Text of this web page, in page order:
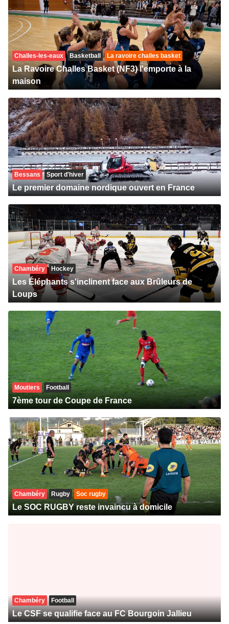
Challes-les-eaux Basketball La ravoire challes basket
La Ravoire Challes Basket (NF3) l'emporte à la
maison
Bessans Sport d'hiver
Le premier domaine nordique ouvert en France
Chambéry Hockey
Les Éléphants s'inclinent face aux Brûleurs de
Loups
Moutiers Football
7ème tour de Coupe de France
Chambéry Rugby Soc rugby
Le SOC RUGBY reste invaincu à domicile
Chambéry Football
Le CSF se qualifie face au FC Bourgoin Jallieu